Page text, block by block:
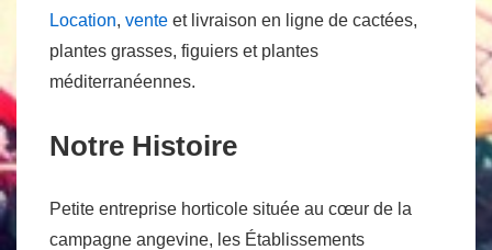
Location, vente et livraison en ligne de cactées,
plantes grasses, figuiers et plantes
méditerranéennes.
Notre Histoire
Petite entreprise horticole située au cœur de la
campagne angevine, les Établissements